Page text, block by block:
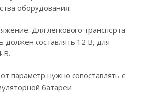
оборудования:
Для легкового транспорта
должен составлять 12 В, для
В.
параметр нужно сопоставлять с
батареи